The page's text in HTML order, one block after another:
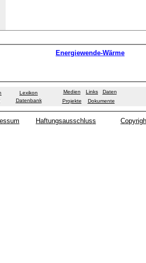
Energiewende-Wärme
Lexikon
Datenbank
Medien Links
Daten
Projekte
Dokumente
Haftungsausschluss